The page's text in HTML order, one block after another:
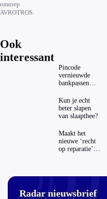
omroep
AVROTROS.
Ook
interessant
Pincode
vernieuwde
bankpassen
ING-app: is dat
wel veilig?
Kun je echt
beter slapen
van slaapthee?
Maakt het
nieuwe ‘recht
op reparatie’
Radar nieuwsbrief